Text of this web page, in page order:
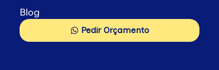
Blog
Pedir Orçamento